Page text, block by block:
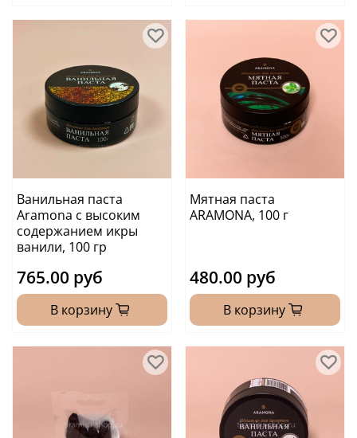
Ванильная паста
Aramona с высоким
содержанием икры
ванили, 100 гр
765.00 руб
В корзину
Мятная паста
ARAMONA, 100 г
480.00 руб
В корзину